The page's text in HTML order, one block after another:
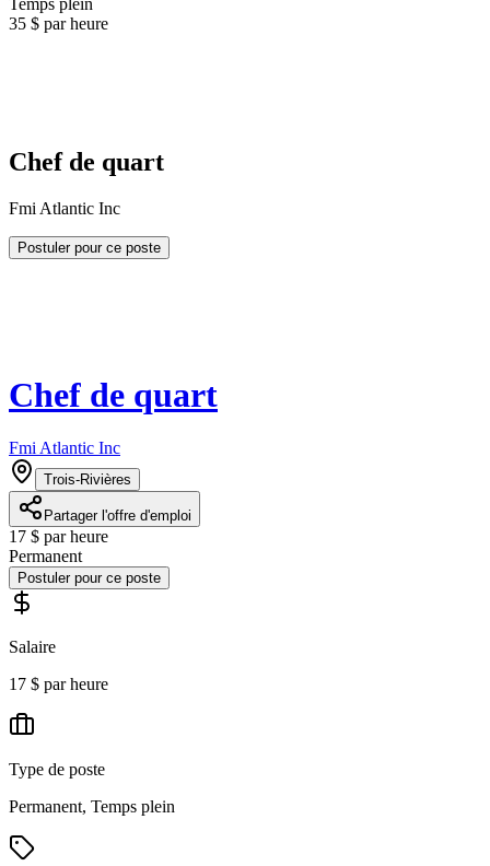
Temps plein
35 $ par heure
Chef de quart
Fmi Atlantic Inc
Postuler pour ce poste
Chef de quart
Fmi Atlantic Inc
Trois-Rivières
Partager l'offre d'emploi
17 $ par heure
Permanent
Postuler pour ce poste
Salaire
17 $ par heure
Type de poste
Permanent, Temps plein